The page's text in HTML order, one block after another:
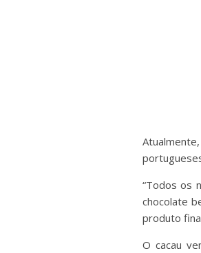
“Todos os
chocolate
produto
O cacau